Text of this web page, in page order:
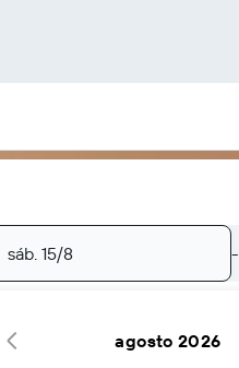
sáb. 15/8 -
agosto 2026